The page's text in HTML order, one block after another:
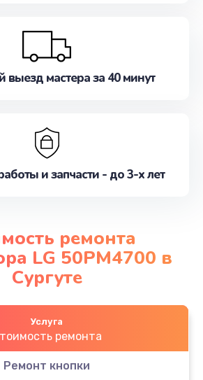
выезд мастера за 40 минут
и запчасти - до 3-х лет
ремонта
LG 50PM4700 в
Сургуте
Услуга
ремонта
Ремонт кнопки